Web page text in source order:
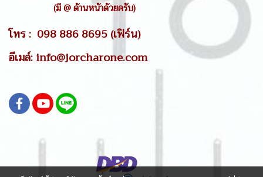
(มี @ ด้านหน้าด้วยครับ)
โทร : 098 886 8695 (เฟิร์น)
อีเมล์: info@jorcharone.com